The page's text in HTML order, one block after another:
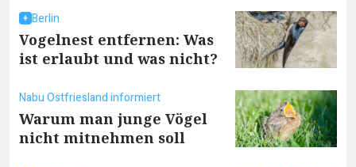
Berlin
Vogelnest entfernen: Was
ist erlaubt und was nicht?
Nabu Ostfriesland informiert
Warum man junge Vögel
nicht mitnehmen soll